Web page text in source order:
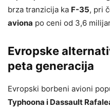
brza tranzicija ka F-35, pri
aviona po ceni od 3,6
Evropske
peta generacija
Evropski borbeni avioni
Typhoona i Dassault